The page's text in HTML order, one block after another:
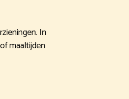
In
maaltijden